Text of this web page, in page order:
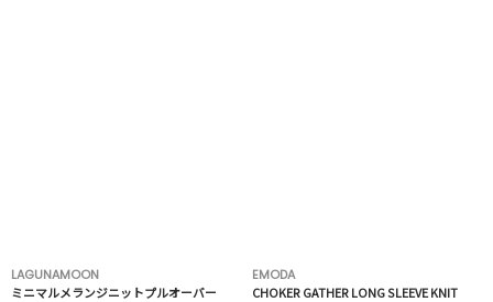
LAGUNAMOON
ミニマルメランジニットプルオーバー
EMODA
CHOKER GATHER LONG SLEEVE KNIT